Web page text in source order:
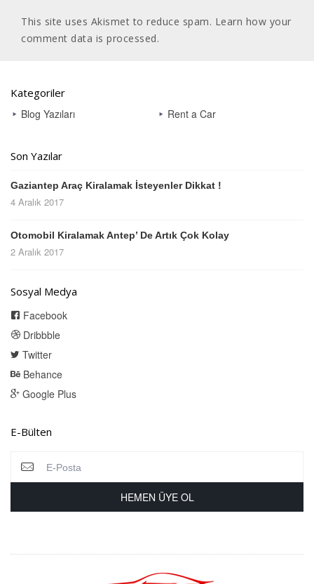
This site uses Akismet to reduce spam. Learn how your
comment data is processed.
Kategoriler
Blog Yazıları
Rent a Car
Son Yazılar
Gaziantep Araç Kiralamak İsteyenler Dikkat !
4 Aralık 2017
Otomobil Kiralamak Antep’ De Artık Çok Kolay
2 Aralık 2017
Sosyal Medya
Facebook
Dribbble
Twitter
Behance
Google Plus
E-Bülten